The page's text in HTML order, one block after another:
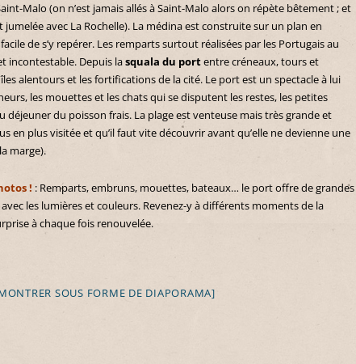
Malo (on n’est jamais allés à Saint-Malo alors on répète bêtement ; et
jumelée avec La Rochelle). La médina est construite sur un plan en
de s’y repérer. Les remparts surtout réalisées par les Portugais au
incontestable. Depuis lasquala du portentre créneaux, tours et
alentours et les fortifications de la cité. Le port est un spectacle à lui
les mouettes et les chats qui se disputent les restes, les petites
déjeuner du poisson frais. La plage est venteuse mais très grande et
en plus visitée et qu’il faut vite découvrir avant qu’elle ne devienne une
marge).
! : Remparts, embruns, mouettes, bateaux… le port offre de grandes
les lumières et couleurs. Revenez-y à différents moments de la
à chaque fois renouvelée.
SOUS FORME DE DIAPORAMA]